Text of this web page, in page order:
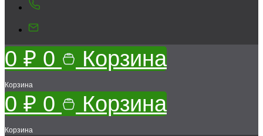
0 ₽ 0 Корзина
Корзина
0 ₽ 0 Корзина
Корзина